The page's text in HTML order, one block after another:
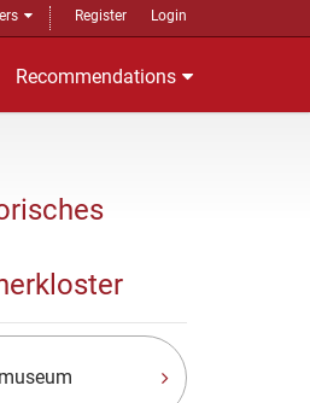
Register Login
Recommendations